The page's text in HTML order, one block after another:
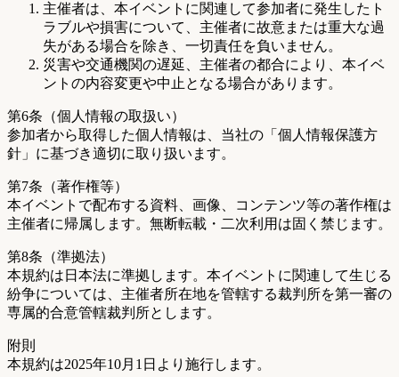
主催者は、本イベントに関連して参加者に発生したト
ラブルや損害について、主催者に故意または重大な過
失がある場合を除き、一切責任を負いません。
災害や交通機関の遅延、主催者の都合により、本イベ
ントの内容変更や中止となる場合があります。
第6条（個人情報の取扱い）
参加者から取得した個人情報は、当社の「個人情報保護方
針」に基づき適切に取り扱います。
第7条（著作権等）
本イベントで配布する資料、画像、コンテンツ等の著作権は
主催者に帰属します。無断転載・二次利用は固く禁じます。
第8条（準拠法）
本規約は日本法に準拠します。本イベントに関連して生じる
紛争については、主催者所在地を管轄する裁判所を第一審の
専属的合意管轄裁判所とします。
附則
本規約は2025年10月1日より施行します。